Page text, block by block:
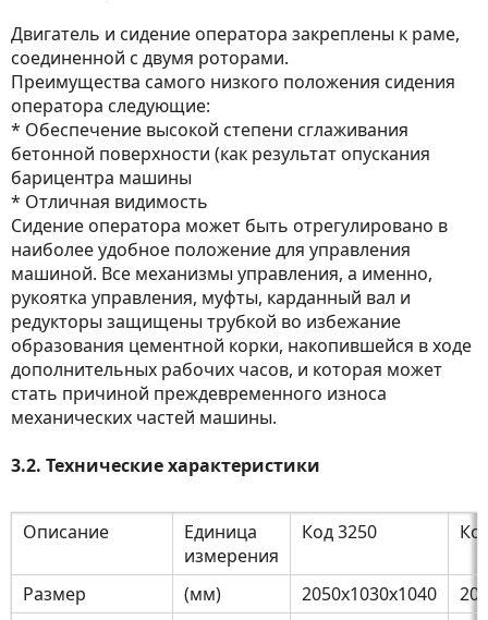
Двигатель и сидение оператора закреплены к раме,
соединенной с двумя роторами.
Преимущества самого низкого положения сидения
оператора следующие:
* Обеспечение высокой степени сглаживания
бетонной поверхности (как результат опускания
барицентра машины
* Отличная видимость
Сидение оператора может быть отрегулировано в
наиболее удобное положение для управления
машиной. Все механизмы управления, а именно,
рукоятка управления, муфты, карданный вал и
редукторы защищены трубкой во избежание
образования цементной корки, накопившейся в ходе
дополнительных рабочих часов, и которая может
стать причиной преждевременного износа
механических частей машины.
3.2. Технические характеристики
Описание
Единица
измерения
Код 3250
Размер (мм) 2050x1030x1040